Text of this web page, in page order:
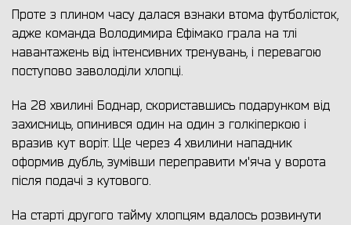
Проте з плином часу далася взнаки втома футболісток,
адже команда Володимира Єфімако грала на тлі
навантажень від інтенсивних тренувань, і перевагою
поступово заволоділи хлопці.
На 28 хвилині Боднар, скориставшись подарунком від
захисниць, опинився один на один з голкіперкою і
вразив кут воріт. Ще через 4 хвилини нападник
оформив дубль, зумівши переправити м'яча у ворота
після подачі з кутового.
На старті другого тайму хлопцям вдалось розвинути